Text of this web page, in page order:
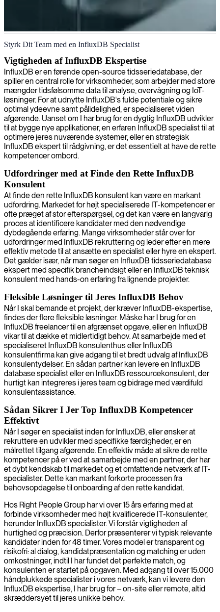
InfluxDB-ekspert
Styrk Dit Team med en InfluxDB Specialist
Vigtigheden af InfluxDB Ekspertise
InfluxDB er en førende open-source tidsseriedatabase, der
spiller en central rolle for virksomheder, som arbejder med store
mængder tidsfølsomme data til analyse, overvågning og IoT-
løsninger. For at udnytte InfluxDB's fulde potentiale og sikre
optimal ydeevne samt pålidelighed, er specialiseret viden
afgørende. Uanset om I har brug for en dygtig InfluxDB udvikler
til at bygge nye applikationer, en erfaren InfluxDB specialist til at
optimere jeres nuværende systemer, eller en strategisk
InfluxDB ekspert til rådgivning, er det essentielt at have de rette
kompetencer ombord.
Udfordringer med at Finde den Rette InfluxDB
Konsulent
At finde den rette InfluxDB konsulent kan være en markant
udfordring. Markedet for højt specialiserede IT-kompetencer er
ofte præget af stor efterspørgsel, og det kan være en langvarig
proces at identificere kandidater med den nødvendige
dybdegående erfaring. Mange virksomheder står over for
udfordringer med InfluxDB rekruttering og leder efter en mere
effektiv metode til at ansætte en specialist eller hyre en ekspert.
Det gælder især, når man søger en InfluxDB tidsseriedatabase
ekspert med specifik brancheindsigt eller en InfluxDB teknisk
konsulent med hands-on erfaring fra lignende projekter.
Fleksible Løsninger til Jeres InfluxDB Behov
Når I skal bemande et projekt, der kræver InfluxDB-ekspertise,
findes der flere fleksible løsninger. Måske har I brug for en
InfluxDB freelancer til en afgrænset opgave, eller en InfluxDB
vikar til at dække et midlertidigt behov. At samarbejde med et
specialiseret InfluxDB konsulenthus eller InfluxDB
konsulentfirma kan give adgang til et bredt udvalg af InfluxDB
konsulentydelser. En sådan partner kan levere en InfluxDB
database specialist eller en InfluxDB ressourcekonsulent, der
hurtigt kan integreres i jeres team og bidrage med værdifuld
konsulentassistance.
Sådan Sikrer I Jer Top InfluxDB Kompetencer
Effektivt
Når I søger en specialist inden for InfluxDB, eller ønsker at
rekruttere en udvikler med specifikke færdigheder, er en
målrettet tilgang afgørende. En effektiv måde at sikre de rette
kompetencer på er ved at samarbejde med en partner, der har
et dybt kendskab til markedet og et omfattende netværk af IT-
specialister. Dette kan markant forkorte processen fra
behovsopdagelse til onboarding af den rette kandidat.
Hos Right People Group har vi over 15 års erfaring med at
forbinde virksomheder med højt kvalificerede IT-konsulenter,
herunder InfluxDB specialister. Vi forstår vigtigheden af
hurtighed og præcision. Derfor præsenterer vi typisk relevante
kandidater inden for 48 timer. Vores model er transparent og
risikofri: al dialog, kandidatpræsentation og matching er uden
omkostninger, indtil I har fundet det perfekte match, og
konsulenten er startet på opgaven. Med adgang til over 15.000
håndplukkede specialister i vores netværk, kan vi levere den
InfluxDB ekspertise, I har brug for – on-site eller remote, altid
skræddersyet til jeres unikke behov.